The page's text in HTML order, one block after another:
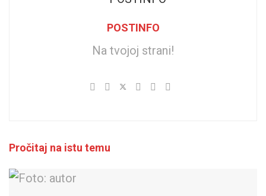
POSTINFO
Na tvojoj strani!
Pročitaj na istu temu